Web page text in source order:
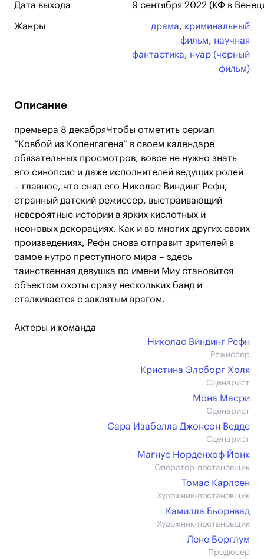
Дата выхода 9 сентября 2022 (КФ в
Жанры драма, криминальный
фильм, научная
фантастика, нуар (черный
фильм)
Описание
премьера 8 декабряЧтобы отметить сериал
“Ковбой из Копенгагена” в своем календаре
обязательных просмотров, вовсе не нужно знать
его синопсис и даже исполнителей ведущих ролей
– главное, что снял его Николас Виндинг Рефн,
странный датский режиссер, выстраивающий
невероятные истории в ярких кислотных и
неоновых декорациях. Как и во многих других своих
произведениях, Рефн снова отправит зрителей в
самое нутро преступного мира – здесь
таинственная девушка по имени Миу становится
объектом охоты сразу нескольких банд и
сталкивается с заклятым врагом.
Актеры и команда
Николас Виндинг Рефн
Режиссер
Кристина Элсборг Холк
Сценарист
Мона Масри
Сценарист
Сара Изабелла Джонсон Ведде
Сценарист
Магнус Норденхоф Йонк
Оператор-постановщик
Томас Карлсен
Художник-постановщик
Камилла Бьорнвад
Художник-постановщик
Лене Борглум
Продюсер